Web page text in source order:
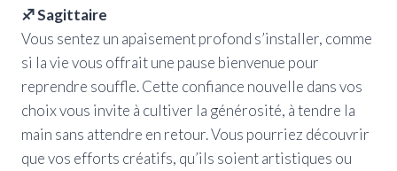
♐ Sagittaire
Vous sentez un apaisement profond s’installer, comme
si la vie vous offrait une pause bienvenue pour
reprendre souffle. Cette confiance nouvelle dans vos
choix vous invite à cultiver la générosité, à tendre la
main sans attendre en retour. Vous pourriez découvrir
que vos efforts créatifs, qu’ils soient artistiques ou